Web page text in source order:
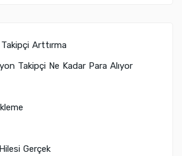
Arttırma
Takipçi Ne Kadar Para Alıyor
Gerçek